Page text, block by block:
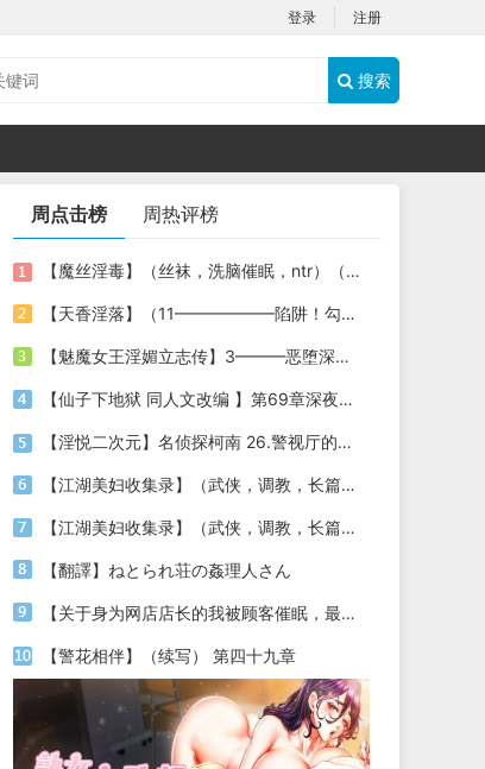
登录 注册
搜索
周点击榜 周热评榜
【魔丝淫毒】（丝袜，洗脑催眠，ntr）（24）（我不想）
【天香淫落】（11——————陷阱！勾结的警局调教（下））
【魅魔女王淫媚立志传】3———恶堕深渊的开端
【仙子下地狱 同人文改编 】第69章深夜窥淫戏 交心与交性(二)(纯爱+各种情趣玩法)
【淫悦二次元】名侦探柯南 26.警视厅的隐藏淫娃
【江湖美妇收集录】（武侠，调教，长篇）（6）（师娘篇）
【江湖美妇收集录】（武侠，调教，长篇）（13）（下山历练篇）
【翻譯】ねとられ荘の姦理人さん
【关于身为网店店长的我被顾客催眠，最终堕落为丝袜发情母狗这件事】（18～20）
【警花相伴】（续写） 第四十九章